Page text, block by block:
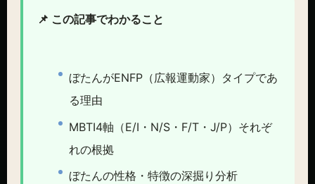
📌 この記事でわかること
ぼたんがENFP（広報運動家）タイプであ
る理由
MBTI4軸（E/I・N/S・F/T・J/P）それぞ
れの根拠
ぼたんの性格・特徴の深掘り分析